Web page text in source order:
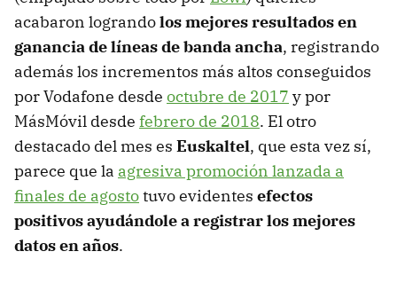
acabaron lograndolos mejores resultados en
ganancia de líneas de banda ancha, registrando
además los incrementos más altos conseguidos
por Vodafone desde octubre de 2017 y por
MásMóvil desde febrero de 2018. El otro
destacado del mes es Euskaltel, que esta vez sí,
parece que la agresiva promoción lanzada a
finales de agostotuvo evidentes efectos
positivos ayudándole a registrar los mejores
datos en años.